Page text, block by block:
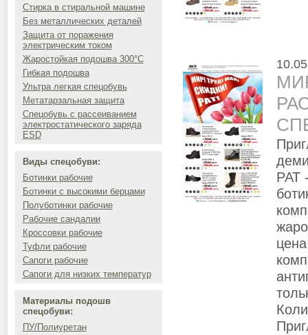
Стирка в стиральной машине
Без металлических деталей
Защита от поражения
электрическим током
Жаростойкая подошва 300°C
Гибкая подошва
Ультра легкая спецобувь
Метатарзальная защита
Спецобувь с рассеиванием
электростатического заряда
ESD
Виды спецобуви:
Ботинки рабочие
Ботинки с высокими берцами
Полуботинки рабочие
Рабочие сандалии
Кроссовки рабочие
Туфли рабочие
Сапоги рабочие
Сапоги для низких температур
Материалы подошв
спецобуви:
ПУ/Полиуретан
РАТ